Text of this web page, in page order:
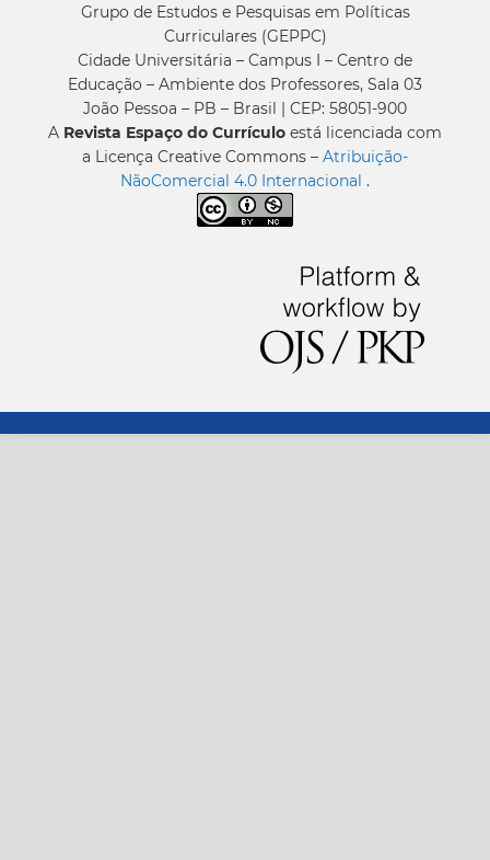
Grupo de Estudos e Pesquisas em Políticas
Curriculares (GEPPC)
Cidade Universitária – Campus I – Centro de
Educação – Ambiente dos Professores, Sala 03
João Pessoa – PB – Brasil | CEP: 58051-900
A Revista Espaço do Currículo está licenciada com
a Licença Creative Commons – Atribuição-
NãoComercial 4.0 Internacional .